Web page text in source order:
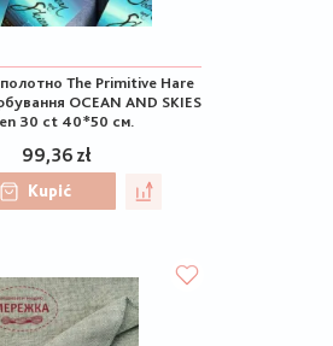
полотно The Primitive Hare
OCEAN AND SKIES
30 ct 40*50 см.
99,36 zł
Kupić